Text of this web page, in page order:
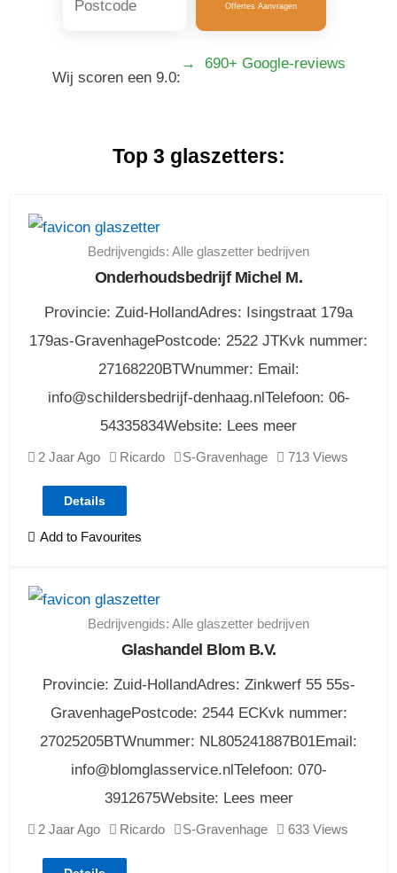
Offertes Aanvragen
Wij scoren een 9.0:
→ 690+ Google-reviews
Top 3 glaszetters:
Bedrijvengids: Alle glaszetter bedrijven
Onderhoudsbedrijf Michel M.
Provincie: Zuid-HollandAdres: Isingstraat 179a
179as-GravenhagePostcode: 2522 JTKvk nummer:
27168220BTWnummer: Email:
info@schildersbedrijf-denhaag.nlTelefoon: 06-
54335834Website: Lees meer
2 Jaar Ago Ricardo S-Gravenhage 713 Views
Details
Add to Favourites
Bedrijvengids: Alle glaszetter bedrijven
Glashandel Blom B.V.
Provincie: Zuid-HollandAdres: Zinkwerf 55 55s-
GravenhagePostcode: 2544 ECKvk nummer:
27025205BTWnummer: NL805241887B01Email:
info@blomglasservice.nlTelefoon: 070-
3912675Website: Lees meer
2 Jaar Ago Ricardo S-Gravenhage 633 Views